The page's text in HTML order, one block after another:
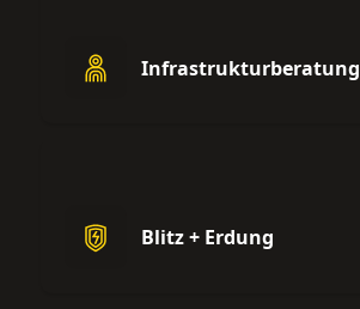
Infrastrukturberatung
Blitz + Erdung